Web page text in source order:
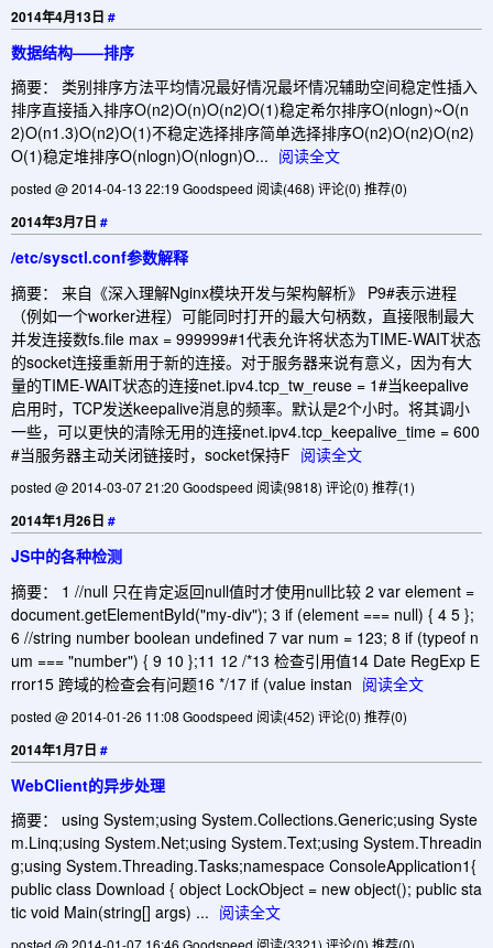
2014年4月13日 #
数据结构——排序
摘要： 类别排序方法平均情况最好情况最坏情况辅助空间稳定性插入
排序直接插入排序O(n2)O(n)O(n2)O(1)稳定希尔排序O(nlogn)~O(n
2)O(n1.3)O(n2)O(1)不稳定选择排序简单选择排序O(n2)O(n2)O(n2)
O(1)稳定堆排序O(nlogn)O(nlogn)O... 阅读全文
posted @ 2014-04-13 22:19 Goodspeed 阅读(468) 评论(0) 推荐(0)
2014年3月7日 #
/etc/sysctl.conf参数解释
摘要： 来自《深入理解Nginx模块开发与架构解析》 P9#表示进程
（例如一个worker进程）可能同时打开的最大句柄数，直接限制最大
并发连接数fs.file max = 999999#1代表允许将状态为TIME-WAIT状态
的socket连接重新用于新的连接。对于服务器来说有意义，因为有大
量的TIME-WAIT状态的连接net.ipv4.tcp_tw_reuse = 1#当keepalive
启用时，TCP发送keepalive消息的频率。默认是2个小时。将其调小
一些，可以更快的清除无用的连接net.ipv4.tcp_keepalive_time = 600
#当服务器主动关闭链接时，socket保持F 阅读全文
posted @ 2014-03-07 21:20 Goodspeed 阅读(9818) 评论(0) 推荐(1)
2014年1月26日 #
JS中的各种检测
摘要： 1 //null 只在肯定返回null值时才使用null比较 2 var element =
document.getElementById("my-div"); 3 if (element === null) { 4 5 };
6 //string number boolean undefined 7 var num = 123; 8 if (typeof n
um === "number") { 9 10 };11 12 /*13 检查引用值14 Date RegExp E
rror15 跨域的检查会有问题16 */17 if (value instan 阅读全文
posted @ 2014-01-26 11:08 Goodspeed 阅读(452) 评论(0) 推荐(0)
2014年1月7日 #
WebClient的异步处理
摘要： using System;using System.Collections.Generic;using Syste
m.Linq;using System.Net;using System.Text;using System.Threadin
g;using System.Threading.Tasks;namespace ConsoleApplication1{
public class Download { object LockObject = new object(); public sta
tic void Main(string[] args) ... 阅读全文